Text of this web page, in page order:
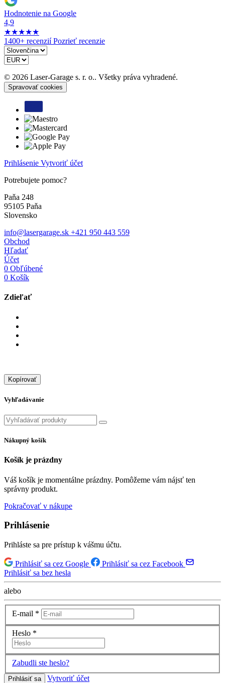
Hodnotenie na Google
4,9
★★★★★
1400+ recenzií Pozrieť recenzie
© 2026 Laser-Garage s. r. o.. Všetky práva vyhradené.
Spravovať cookies
Prihlásenie Vytvoriť účet
Potrebujete pomoc?
Paňa 248
95105 Paňa
Slovensko
info@lasergarage.sk +421 950 443 559
Obchod
Hľadať
Účet
0 Obľúbené
0 Košík
Zdieľať
Kopírovať
Vyhľadávanie
Nákupný košík
Košík je prázdny
Váš košík je momentálne prázdny. Pomôžeme vám nájsť ten
správny produkt.
Pokračovať v nákupe
Prihlásenie
Prihláste sa pre prístup k vášmu účtu.
Prihlásiť sa cez Google
Prihlásiť sa cez Facebook
Prihlásiť sa bez hesla
alebo
E-mail *
Heslo *
Zabudli ste heslo?
Prihlásiť sa Vytvoriť účet